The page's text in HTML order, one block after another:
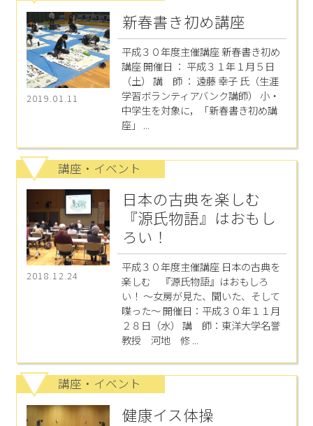
2019.01.11
新春書き初め講座
平成３０年度主催講座 新春書き初め
講座 開催日 ： 平成３１年１月５日
（土） 講 師 ： 遠藤 幸子 氏（生涯
学習ボランティアバンク講師） 小・
中学生を対象に，「新春書き初め講
座」 ...
講座・イベント
2018.12.24
日本の古典を楽しむ
『源氏物語』はおもし
ろい！
平成３０年度主催講座 日本の古典を
楽しむ 『源氏物語』はおもしろ
い！ ～女房が見た、聞いた、そして
喋った～ 開催日：平成３０年１１月
２８日（水） 講 師：東洋大学名誉
教授 河地 修 ...
講座・イベント
健康イス体操